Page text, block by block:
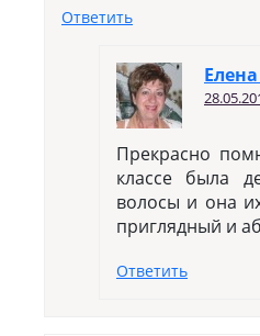
Ответить
Прекрасно
классе была
волосы и она
приглядный и
Ответить